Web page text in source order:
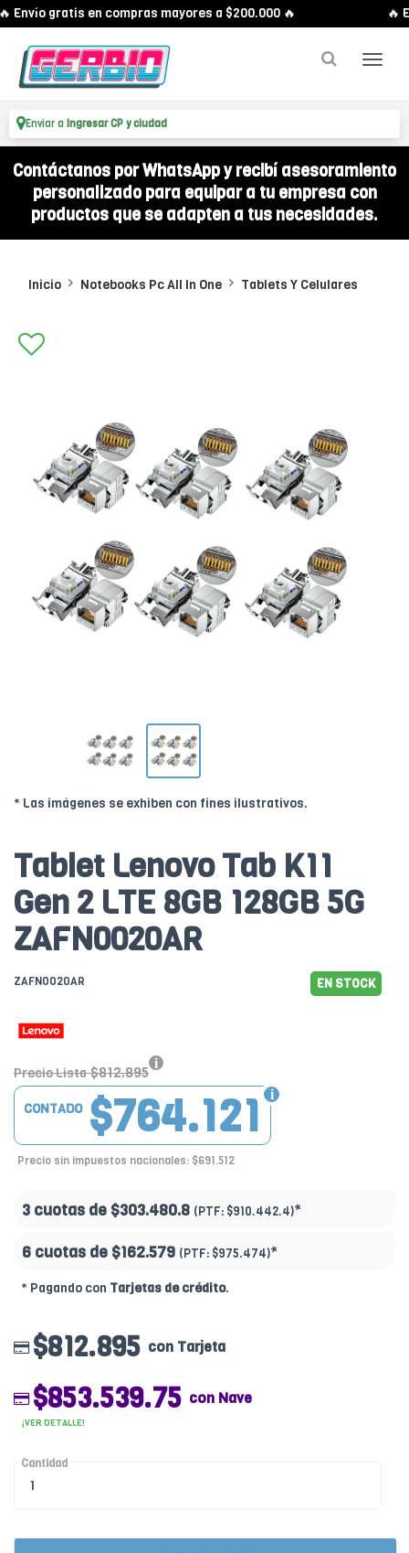
gratis en compras mayores a $200.000 🔥 🔥
Enviar a Ingresar CP y ciudad
Contáctanos por WhatsApp y recibí asesoramiento
personalizado para equipar a tu empresa con
productos que se adapten a tus necesidades.
Inicio Notebooks Pc All In One Tablets Y Celulares
* Las imágenes se exhiben con fines ilustrativos.
Tablet Lenovo Tab K11
Gen 2 LTE 8GB 128GB 5G
ZAFN0020AR
ZAFN0020AR EN STOCK
Precio Lista $812.895
$764.121
CONTADO
Precio sin impuestos nacionales: $691.512
3 cuotas de $303.480.8 (PTF: $910.442.4)*
6 cuotas de $162.579 (PTF: $975.474)*
* Pagando con Tarjetas de crédito.
$812.895 con Tarjeta
$853.539.75 con Nave
¡VER DETALLE!
Cantidad